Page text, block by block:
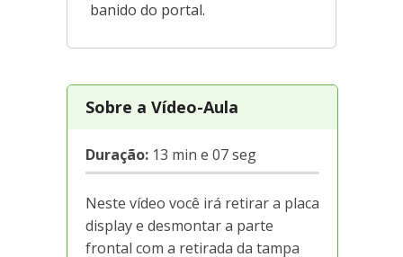
banido do portal.
Sobre a Vídeo-Aula
Duração: 13 min e 07 seg
Neste vídeo você irá retirar a placa
display e desmontar a parte
frontal com a retirada da tampa